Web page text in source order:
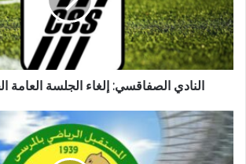
النادي الصفاقسي: إلغاء الجلسة العامة